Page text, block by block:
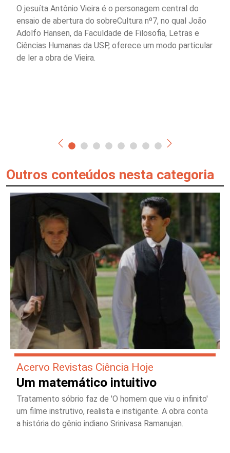
O jesuíta Antônio Vieira é o personagem central do
ensaio de abertura do sobreCultura nº7, no qual João
Adolfo Hansen, da Faculdade de Filosofia, Letras e
Ciências Humanas da USP, oferece um modo particular
de ler a obra de Vieira.
Outros conteúdos nesta categoria
Acervo Revistas Ciência Hoje
Um matemático intuitivo
Tratamento sóbrio faz de 'O homem que viu o infinito'
um filme instrutivo, realista e instigante. A obra conta
a história do gênio indiano Srinivasa Ramanujan.